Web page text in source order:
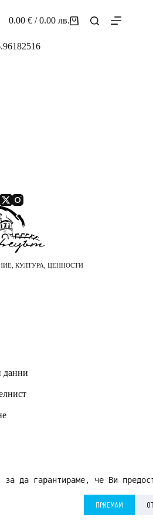
за да гарантираме, че Ви
ПРИЕМАМ
Shopping
0.00€ / 0.00 лв.
КУЛТУРА, ЦЕННОСТИ
данни